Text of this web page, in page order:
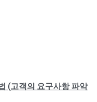
(고객의 요구사항 파악